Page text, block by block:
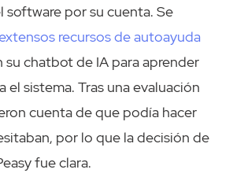
software por su cuenta. Se
recursos de autoayuda
su chatbot de IA para aprender
sistema. Tras una evaluación
cuenta de que podía hacer
por lo que la decisión de
fue clara.